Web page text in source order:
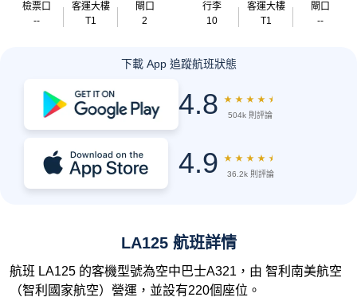
檢票口
--
客運大樓
T1
閘口
2
行李
10
客運大樓
T1
閘口
--
下載 App 追蹤航班狀態
4.8 ★ ★ ★ ★ ★
504k 則評論
4.9 ★ ★ ★ ★ ★
36.2k 則評論
LA125 航班詳情
航班 LA125 的客機型號為空中巴士A321，由 智利南美航空
（智利國家航空）營運，並設有220個座位。